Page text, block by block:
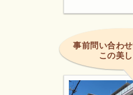
事前問い合わせ
この美し